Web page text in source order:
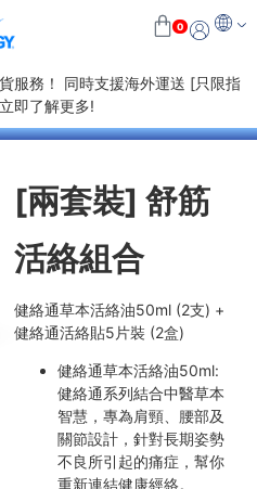
0
服務！ 同時支援海外運送 [只限指
即了解更多!
[兩套裝] 舒筋
活絡組合
健絡通草本活絡油50ml (2支) +
健絡通活絡貼5片裝 (2盒)
健絡通草本活絡油50ml:
健絡通系列結合中醫草本
智慧，專為肩頸、腰部及
關節設計，針對長期姿勢
不良所引起的痛症，幫你
重新連結健康經絡。